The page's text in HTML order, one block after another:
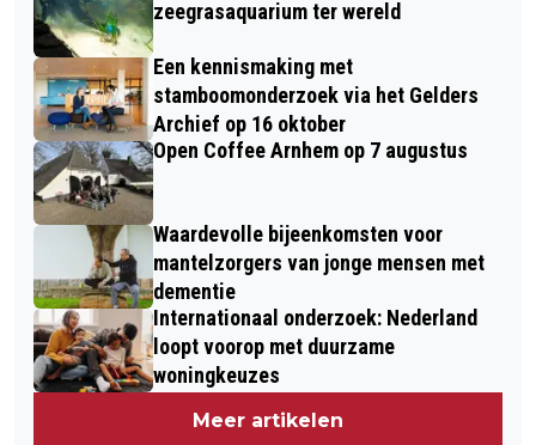
zeegrasaquarium ter wereld
Een kennismaking met
stamboomonderzoek via het Gelders
Archief op 16 oktober
Open Coffee Arnhem op 7 augustus
Waardevolle bijeenkomsten voor
mantelzorgers van jonge mensen met
dementie
Internationaal onderzoek: Nederland
loopt voorop met duurzame
woningkeuzes
Meer artikelen